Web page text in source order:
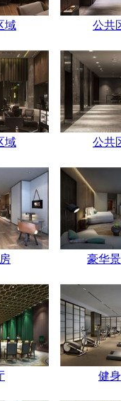
域 公共
域 公共
豪华
健